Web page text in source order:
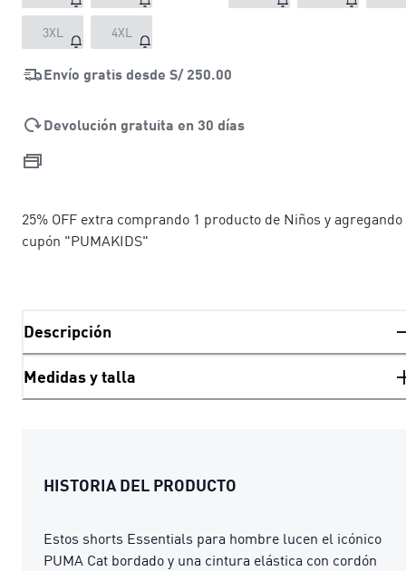
3XL 4XL
Envío gratis desde S/ 250.00
Devolución gratuita en 30 días
25% OFF extra comprando 1 producto de Niños y
cupón "PUMAKIDS"
Descripción
Medidas y talla
HISTORIA DEL PRODUCTO
Estos shorts Essentials para hombre lucen el icónico
PUMA Cat bordado y una cintura elástica con cordón